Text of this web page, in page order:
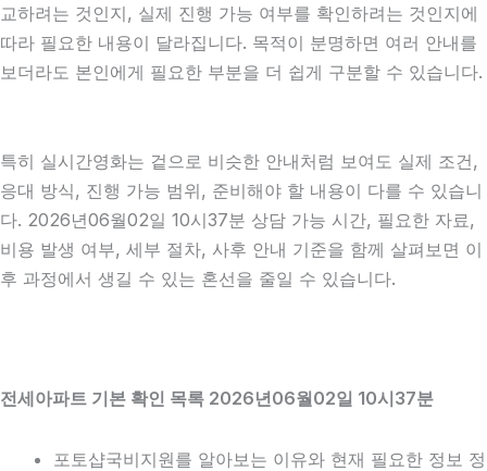
교하려는 것인지, 실제 진행 가능 여부를 확인하려는 것인지에
따라 필요한 내용이 달라집니다. 목적이 분명하면 여러 안내를
보더라도 본인에게 필요한 부분을 더 쉽게 구분할 수 있습니다.
특히 실시간영화는 겉으로 비슷한 안내처럼 보여도 실제 조건,
응대 방식, 진행 가능 범위, 준비해야 할 내용이 다를 수 있습니
다. 2026년06월02일 10시37분 상담 가능 시간, 필요한 자료,
비용 발생 여부, 세부 절차, 사후 안내 기준을 함께 살펴보면 이
후 과정에서 생길 수 있는 혼선을 줄일 수 있습니다.
전세아파트 기본 확인 목록 2026년06월02일 10시37분
포토샵국비지원를 알아보는 이유와 현재 필요한 정보 정